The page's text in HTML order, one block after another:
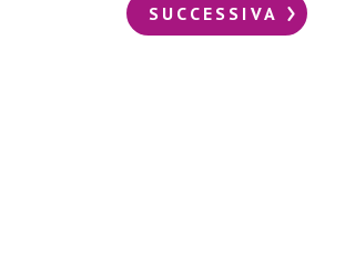
SUCCESSIVA